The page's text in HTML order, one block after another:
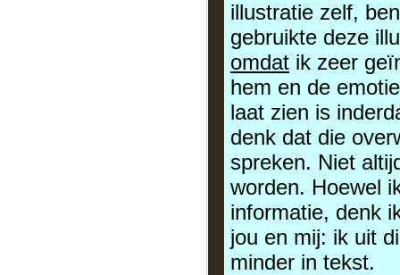
illustratie zelf,
gebruikte deze
omdat ik zeer
hem en de
laat zien is
denk dat die
spreken. Niet
worden. Hoewel
informatie, denk
jou en mij: ik uit
minder in tekst.